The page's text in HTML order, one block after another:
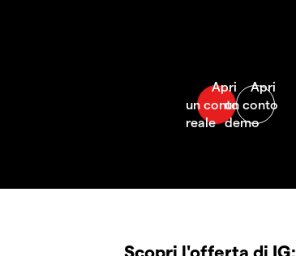
Scopri l'offerta di IG: